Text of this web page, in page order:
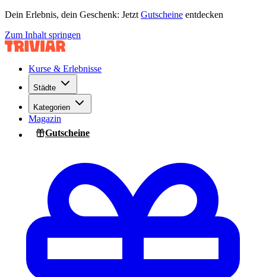
Dein Erlebnis, dein Geschenk: Jetzt Gutscheine entdecken
Zum Inhalt springen
Kurse & Erlebnisse
Städte
Kategorien
Magazin
Gutscheine